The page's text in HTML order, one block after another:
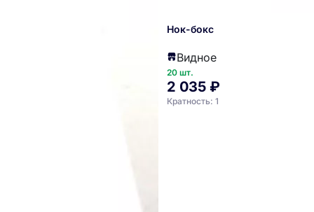
Нок-бокс
Видное
20 шт.
2 035 ₽
Кратность: 1